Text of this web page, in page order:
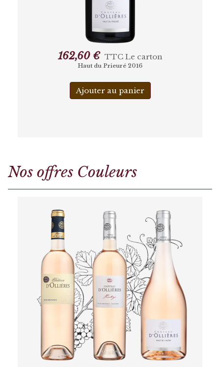
162,60 € TTCLe carton
Haut du Prieuré 2016
Ajouter au panier
Nos offres Couleurs